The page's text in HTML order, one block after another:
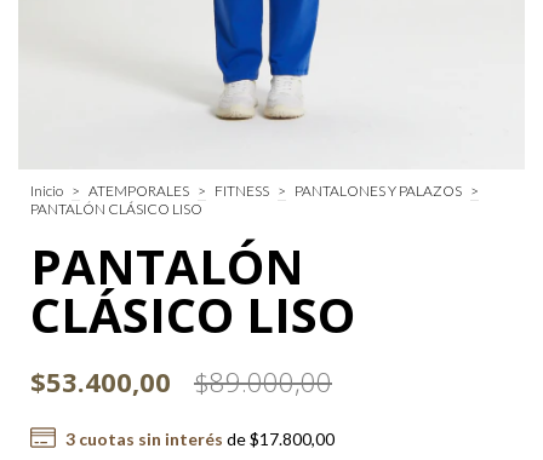
Inicio > ATEMPORALES > FITNESS > PANTALONES Y PALAZOS >
PANTALÓN CLÁSICO LISO
PANTALÓN
CLÁSICO LISO
$53.400,00 $89.000,00
3cuotas sin interés de$17.800,00